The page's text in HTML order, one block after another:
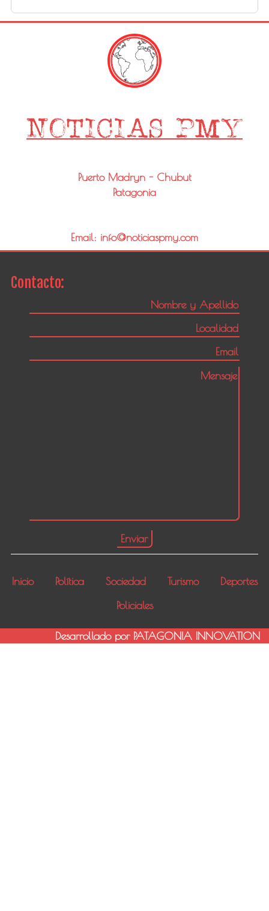
Puerto Madryn - Chubut
Patagonia
Email: info@noticiaspmy.com
Contacto:
Inicio Política Sociedad Turismo
Deportes
Policiales
Desarrollado por PATAGONIA INNOVATION